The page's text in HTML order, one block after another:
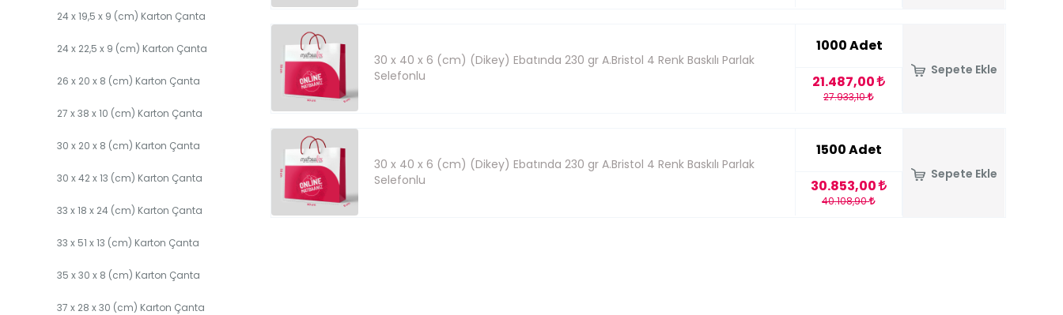
24 x 19,5 x 9 (cm) Karton Çanta
24 x 22,5 x 9 (cm) Karton Çanta
26 x 20 x 8 (cm) Karton Çanta
27 x 38 x 10 (cm) Karton Çanta
30 x 20 x 8 (cm) Karton Çanta
30 x 42 x 13 (cm) Karton Çanta
33 x 18 x 24 (cm) Karton Çanta
33 x 51 x 13 (cm) Karton Çanta
35 x 30 x 8 (cm) Karton Çanta
37 x 28 x 30 (cm) Karton Çanta
30 x 40 x 6 (cm) (Dikey) Ebatında 230 gr A.Bristol 4 Renk Baskılı Parlak
Selefonlu
1000 Adet
21.487,00
27.933,10
Sepete Ekle
30 x 40 x 6 (cm) (Dikey) Ebatında 230 gr A.Bristol 4 Renk Baskılı Parlak
Selefonlu
1500 Adet
30.853,00
40.108,90
Sepete Ekle